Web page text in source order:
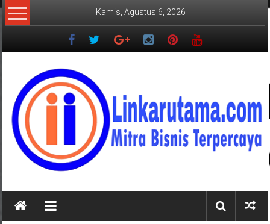
Lompat
ke
Kamis, Agustus 6, 2026
LINKARUTAMA.COM
Mitra